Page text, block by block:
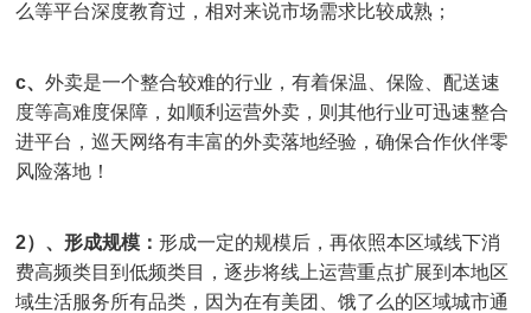
么等平台深度教育过，相对来说市场需求比较成熟；
c、 外卖是一个整合较难的行业，有着保温、保险、配送速
度等高难度保障，如顺利运营外卖，则其他行业可迅速整合
进平台，巡天网络有丰富的外卖落地经验，确保合作伙伴零
风险落地！
2）、形成规模： 形成一定的规模后，再依照本区域线下消
费高频类目到低频类目，逐步将线上运营重点扩展到本地区
域生活服务所有品类，因为在有美团、饿了么的区域城市通